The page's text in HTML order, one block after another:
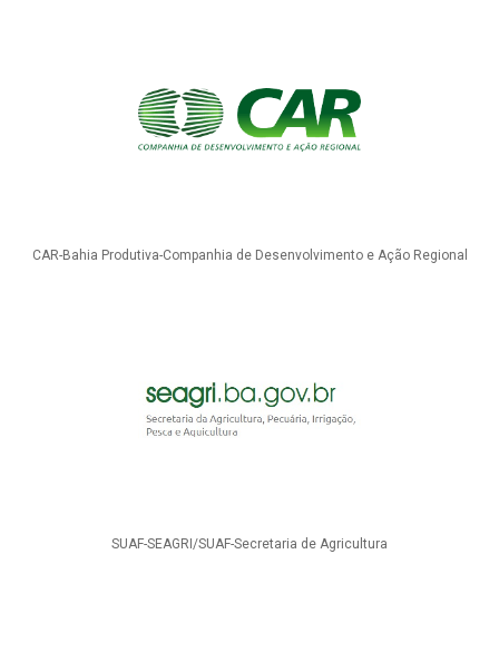
CAR-Bahia Produtiva-Companhia de Desenvolvimento e Ação Regional
SUAF-SEAGRI/SUAF-Secretaria de Agricultura